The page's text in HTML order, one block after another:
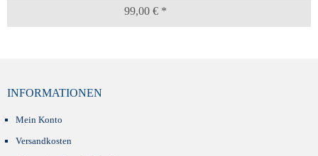
99,00 € *
INFORMATIONEN
Mein Konto
Versandkosten